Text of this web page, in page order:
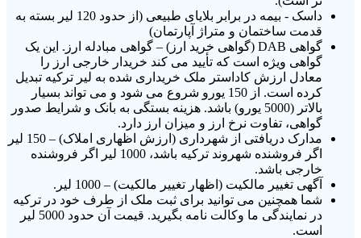
داسک - بیمه در برابر بلایای طبیعی (از حدود 120 لیر بسته به
قدمت ساختمان و متراژ آپارتمان)
گواهی DAB (گواهی خرید ارز) – گواهی مبادله ارز. این یک
گواهی ویژه است که تأیید می کند خریدار خارجی ارز را
معادل ارزش کاداستر ملک خریداری شده به لیر ترکیه تبدیل
کرده است. از 150 یورو شروع می شود و می تواند بسیار
بالاتر (5000 یورو) باشد. هزینه بستگی به بانک و شرایط صدور
گواهی، تفاوت نرخ ارز و میزان ارز دارد.
مدارک دریافتی از شهرداری (ارزش اظهاری املاک) – 150 لیر
اگر فروشنده شهروند ترکیه باشد، 1000 لیر اگر فروشنده
خارجی باشد.
آگهی تغییر مالکیت (اظهار تغییر مالکیت) – 1000 لیر.
شما همچنین می توانید برای ثبت ملک از طرف خود در ترکیه
در نمایندگی ما وکالت نامه بگیرید. قیمت آن حدود 5000 لیر
است.